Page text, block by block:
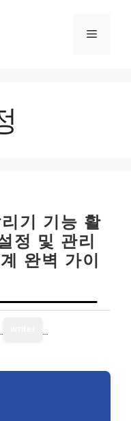
메
기 기능 활
정 및 관리
완벽 가이